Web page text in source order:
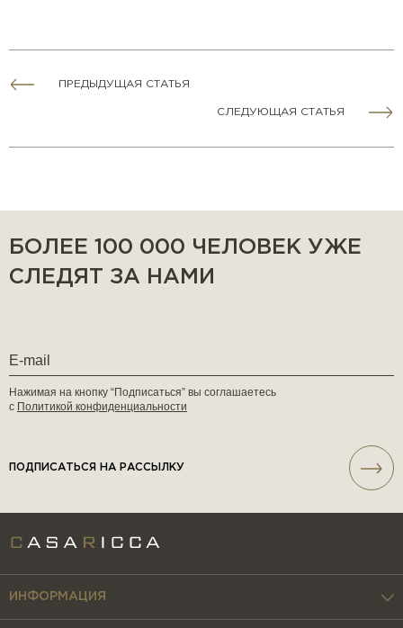
ПРЕДЫДУЩАЯ СТАТЬЯ
СЛЕДУЮЩАЯ СТАТЬЯ
БОЛЕЕ 100 000 ЧЕЛОВЕК УЖЕ
СЛЕДЯТ ЗА НАМИ
Нажимая на кнопку “Подписаться” вы соглашаетесь
с Политикой конфиденциальности
ПОДПИСАТЬСЯ НА РАССЫЛКУ
ИНФОРМАЦИЯ